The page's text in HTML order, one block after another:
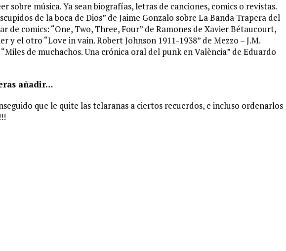
sobre música. Ya sean biografías, letras de canciones, comics o revistas.
de la boca de Dios” de Jaime Gonzalo sobre La Banda Trapera del
de comics: “One, Two, Three, Four” de Ramones de Xavier Bétaucourt,
y el otro “Love in vain. Robert Johnson 1911-1938” de Mezzo – J.M.
de muchachos. Una crónica oral del punk en València” de Eduardo
añadir…
que le quite las telarañas a ciertos recuerdos, e incluso ordenarlos